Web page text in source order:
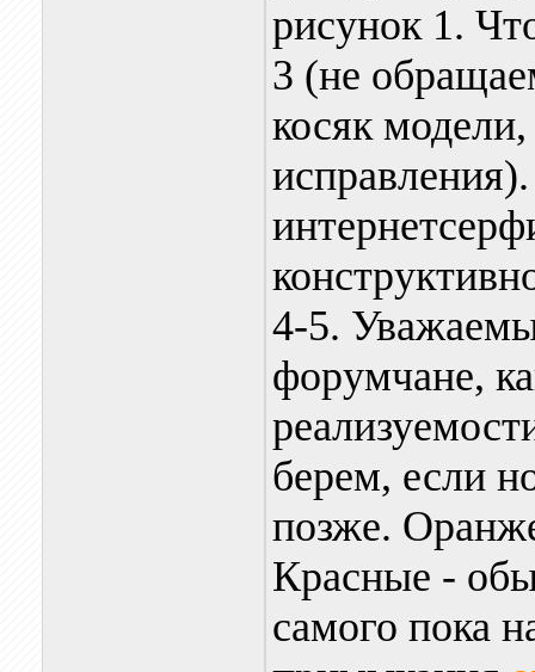
рисунок 1.
3 (не
косяк
4-5.
форумчане,
берем, если
позже.
Красные -
самого пока